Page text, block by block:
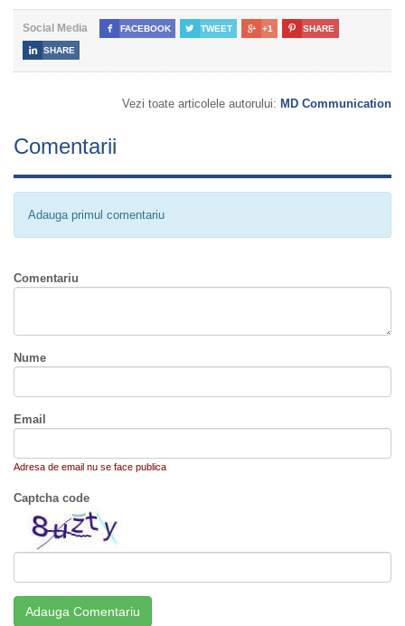
Social Media  FACEBOOK  TWEET  +1  SHARE
 SHARE
Vezi toate articolele autorului: MD Communication
Comentarii
Adauga primul comentariu
Comentariu
Nume
Email
Adresa de email nu se face publica
Captcha code